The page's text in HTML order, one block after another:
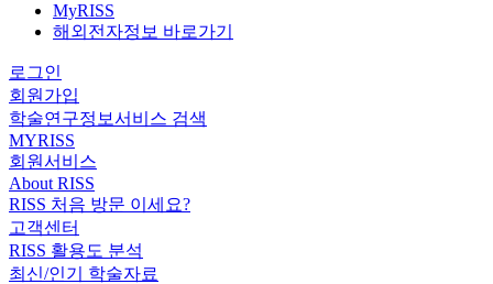
MyRISS
해외전자정보 바로가기
로그인
회원가입
학술연구정보서비스 검색
MYRISS
회원서비스
About RISS
RISS 처음 방문 이세요?
고객센터
RISS 활용도 분석
최신/인기 학술자료